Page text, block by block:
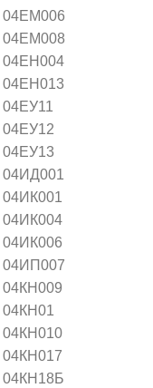
04ЕМ006
04ЕМ008
04ЕН004
04ЕН013
04ЕУ11
04ЕУ12
04ЕУ13
04ИД001
04ИК001
04ИК004
04ИК006
04ИП007
04КН009
04КН01
04КН010
04КН017
04КН18Б